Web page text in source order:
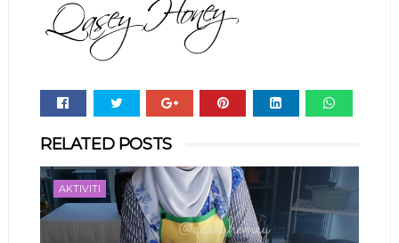
RELATED POSTS
AKTIVITI